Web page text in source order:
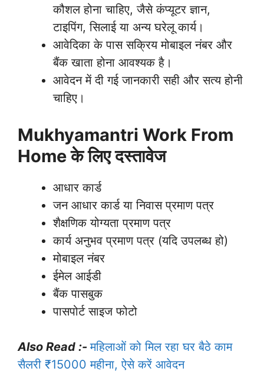
कौशल होना चाहिए, जैसे कंप्यूटर ज्ञान,
टाइपिंग, सिलाई या अन्य घरेलू कार्य।
आवेदिका के पास सक्रिय मोबाइल नंबर और
बैंक खाता होना आवश्यक है।
आवेदन में दी गई जानकारी सही और सत्य होनी
चाहिए।
Mukhyamantri Work From
Home के लिए दस्तावेज
आधार कार्ड
जन आधार कार्ड या निवास प्रमाण पत्र
शैक्षणिक योग्यता प्रमाण पत्र
कार्य अनुभव प्रमाण पत्र (यदि उपलब्ध हो)
मोबाइल नंबर
ईमेल आईडी
बैंक पासबुक
पासपोर्ट साइज फोटो
Also Read :-महिलाओं को मिल रहा घर बैठे काम
सैलरी ₹15000 महीना, ऐसे करें आवेदन